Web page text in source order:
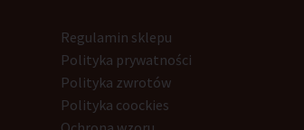
Regulamin sklepu
Polityka prywatności
Polityka zwrotów
Polityka coockies